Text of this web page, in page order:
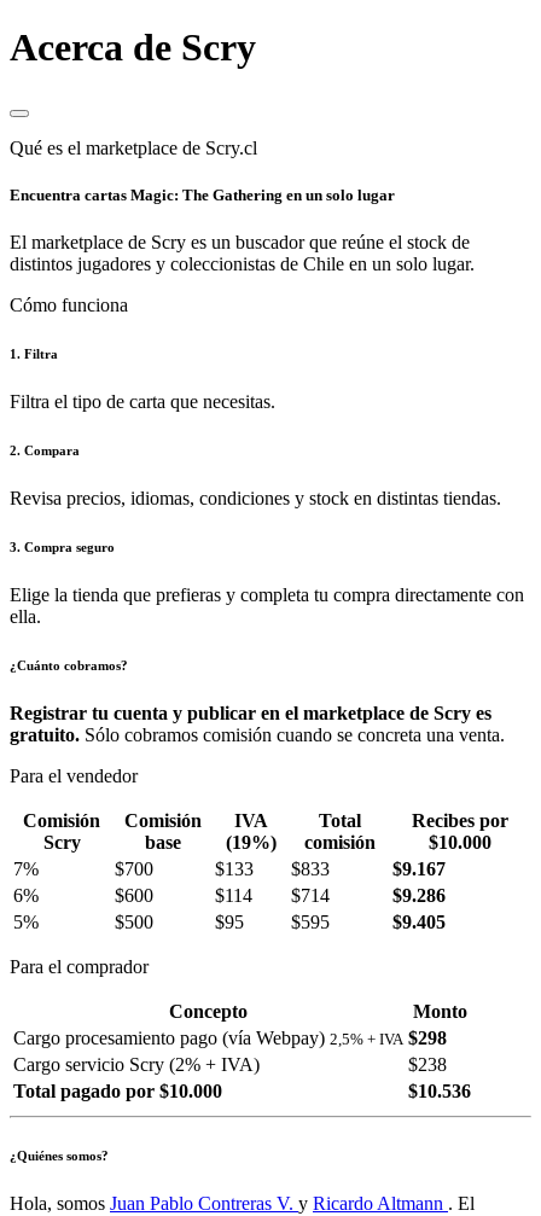
Acerca de Scry
Qué es el marketplace de Scry.cl
Encuentra cartas Magic: The Gathering en un solo lugar
El marketplace de Scry es un buscador que reúne el stock de
distintos jugadores y coleccionistas de Chile en un solo lugar.
Cómo funciona
1. Filtra
Filtra el tipo de carta que necesitas.
2. Compara
Revisa precios, idiomas, condiciones y stock en distintas tiendas.
3. Compra seguro
Elige la tienda que prefieras y completa tu compra directamente con
ella.
¿Cuánto cobramos?
Registrar tu cuenta y publicar en el marketplace de Scry es
gratuito. Sólo cobramos comisión cuando se concreta una venta.
Para el vendedor
Comisión
Scry
Comisión
base
IVA
(19%)
Total
comisión
Recibes por
$10.000
7%
$700 $133 $833
$9.167
6%
$600 $114 $714
$9.286
5%
$500 $95 $595 $9.405
Para el comprador
Concepto
Monto
Cargo procesamiento pago (vía Webpay) 2,5% + IVA $298
Cargo servicio Scry (2% + IVA)
$238
Total pagado por $10.000
$10.536
¿Quiénes somos?
Hola, somos Juan Pablo Contreras V. y Ricardo Altmann . El